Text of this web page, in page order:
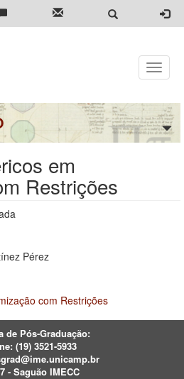
Toggle
em
Restrições
Pérez
com Restrições
de Pós-Graduação:
(19) 3521-5933
- Saguão IMECC